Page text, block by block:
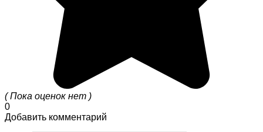
( Пока оценок нет )
0
Добавить комментарий